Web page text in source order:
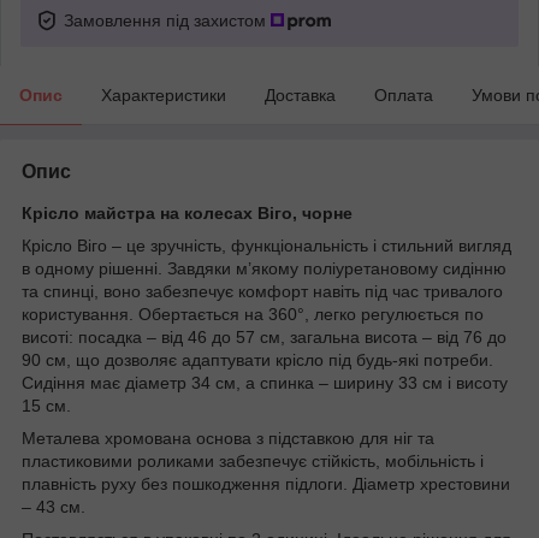
Замовлення під захистом
Опис Характеристики Доставка Оплата Умови
Опис
Крісло майстра на колесах Віго, чорне
Крісло Віго – це зручність, функціональність і стильний вигляд
в одному рішенні. Завдяки м’якому поліуретановому сидінню
та спинці, воно забезпечує комфорт навіть під час тривалого
користування. Обертається на 360°, легко регулюється по
висоті: посадка – від 46 до 57 см, загальна висота – від 76 до
90 см, що дозволяє адаптувати крісло під будь-які потреби.
Сидіння має діаметр 34 см, а спинка – ширину 33 см і висоту
15 см.
Металева хромована основа з підставкою для ніг та
пластиковими роликами забезпечує стійкість, мобільність і
плавність руху без пошкодження підлоги. Діаметр хрестовини
– 43 см.